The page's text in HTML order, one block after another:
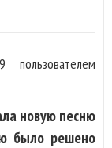
пользователем
новую песню
было решено